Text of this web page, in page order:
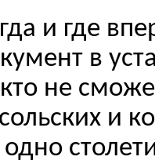
и где
в
не
и
одно